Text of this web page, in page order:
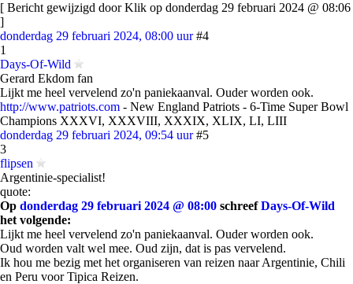
[ Bericht gewijzigd door Klik op donderdag 29 februari 2024 @ 08:06
]
donderdag 29 februari 2024, 08:00 uur #4
1
Days-Of-Wild
Gerard Ekdom fan
Lijkt me heel vervelend zo'n paniekaanval. Ouder worden ook.
http://www.patriots.com - New England Patriots - 6-Time Super Bowl
Champions XXXVI, XXXVIII, XXXIX, XLIX, LI, LIII
donderdag 29 februari 2024, 09:54 uur #5
3
flipsen
Argentinie-specialist!
quote:
Op donderdag 29 februari 2024 @ 08:00 schreefDays-Of-Wild
het volgende:
Lijkt me heel vervelend zo'n paniekaanval. Ouder worden ook.
Oud worden valt wel mee. Oud zijn, dat is pas vervelend.
Ik hou me bezig met het organiseren van reizen naar Argentinie, Chili
en Peru voor Tipica Reizen.